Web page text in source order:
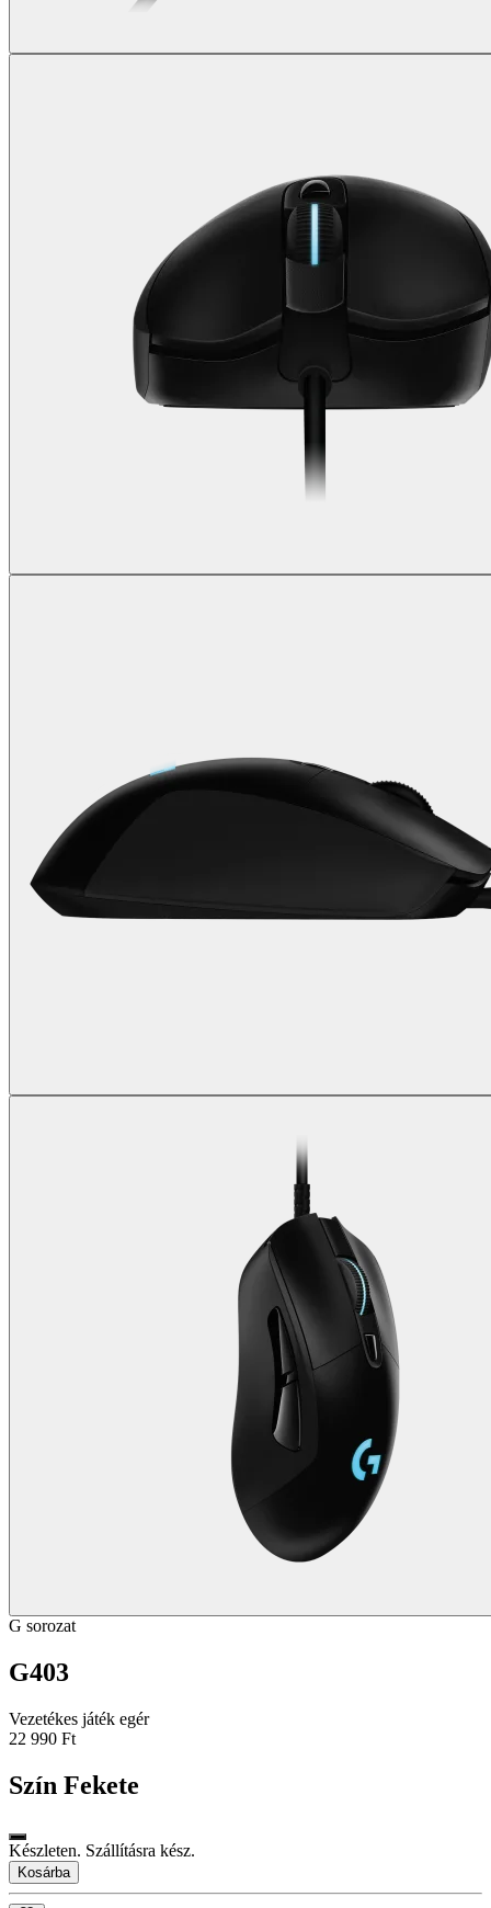
G sorozat
G403
Vezetékes játék egér
22 990 Ft
Szín Fekete
Készleten. Szállításra kész.
Kosárba